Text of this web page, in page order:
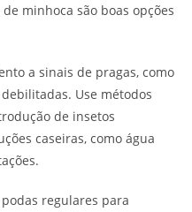
minhoca são boas opções
a sinais de pragas, como
Use métodos
de insetos
caseiras, como água
podas regulares para